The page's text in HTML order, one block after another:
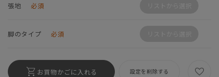
張地 必須
脚のタイプ 必須
お買物かごに入れる 設定を削除する